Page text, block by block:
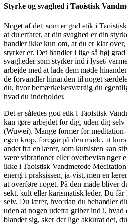
Styrke og svaghed i Taoistisk
Noget af det, som er god etik i
at du erfarer, at din svaghed er din
handler ikke kun om, at du er klar
styrker er. Det handler i lige så høj
svagheder som styrker ind i lyset/
arbejde med at lade dem møde
de forvandler hinanden til noget
du, hvor bemærkelsesværdig du
hvad du indeholder.
Det er således god etik i Taoistisk
kan gøre arbejdet for dig, uden dig
(Wuwei). Mange former for
egen krop, foregår på den måde, at
andet fra en lærer, som kursisten kan
være vibrationer eller overbevisninger
ikke i Taoistisk Vandmetode
energi i praksissen, ja-vist, men en
at overføre noget. På den måde bliver
sekt, kult eller karismatisk leder. Du
selv. Du lærer, hvordan du behandler
uden at nogen udefra griber ind i, hvad
blander sig, sker der lige akkurat det,